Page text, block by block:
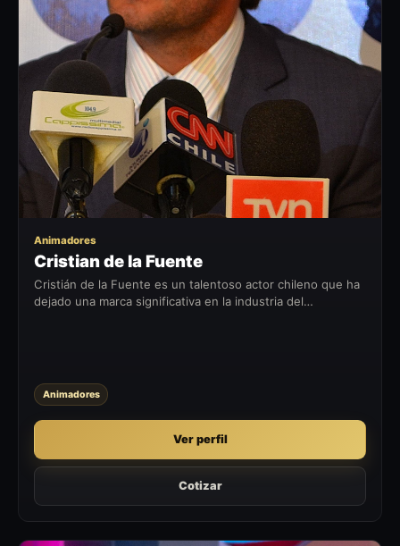
CD
Animadores
Cristian de la Fuente
Cristián de la Fuente es un talentoso actor chileno que ha
dejado una marca significativa en la industria del
Animadores
Ver perfil
Cotizar